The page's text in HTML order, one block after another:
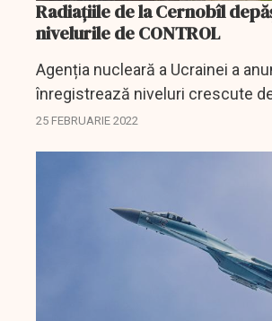
Radiațiile de la Cernobîl
nivelurile de CONTROL
Agenția nucleară a Ucrainei a
înregistrează niveluri crescute
Cernobîl.
25 FEBRUARIE 2022